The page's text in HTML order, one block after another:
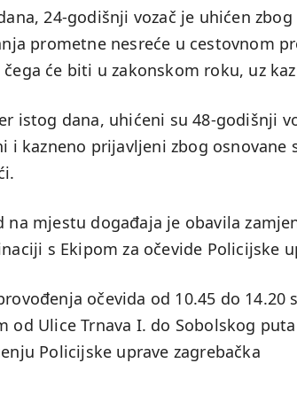
24-godišnji vozač je uhićen
prometne nesreće u cestovnom
čega će biti u zakonskom roku, uz
istog dana, uhićeni su 48-godišnji
i kazneno prijavljeni zbog
na mjestu događaja je obavila
s Ekipom za očevide Policijske
očevida od 10.45 do
od Ulice Trnava I. do Sobolskog
Policijske uprave zagrebačka